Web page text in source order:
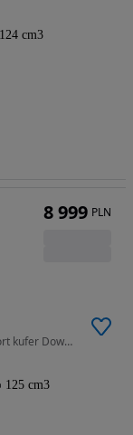
124 cm3
125 cm3 • Yamaha YBR 125 mało pali TOP transport kufer Dowóz Lift
125 cm3
8 999 PLN